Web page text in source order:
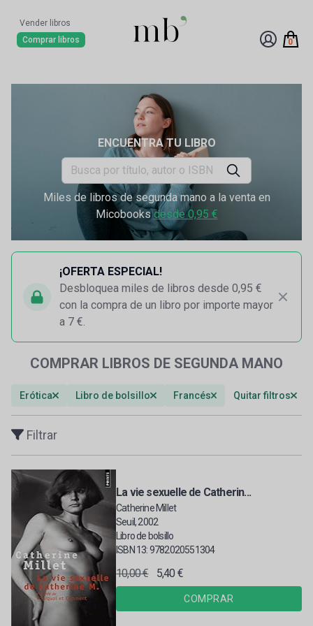
Vender libros
Comprar libros
0
ENCUENTRA TU LIBRO
Miles de libros de segunda mano a la venta en
Micobooksdesde 0,95 €
¡OFERTA ESPECIAL!
Desbloquea miles de libros desde 0,95 €
con la compra de un libro por importe mayor
a 7 €.
COMPRAR LIBROS DE SEGUNDA MANO
Erótica Libro de bolsillo Francés Quitar filtros
Filtrar
La vie sexuelle de Catherin...
Catherine Millet
Seuil, 2002
Libro de bolsillo
ISBN 13: 9782020551304
10,00 € 5,40 €
COMPRAR